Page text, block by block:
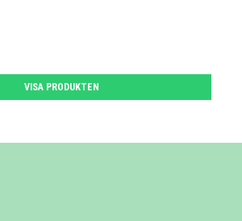
VISA PRODUKTEN